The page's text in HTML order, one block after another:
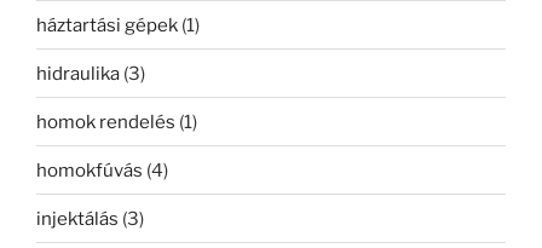
háztartási gépek (1)
hidraulika (3)
homok rendelés (1)
homokfúvás (4)
injektálás (3)